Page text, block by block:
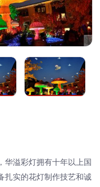
华溢彩灯拥有十年以上国
扎实的花灯制作技艺和诚